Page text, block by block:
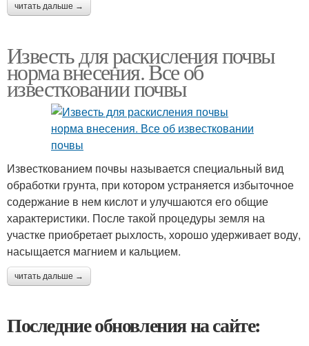
читать дальше →
Известь для раскисления почвы
норма внесения. Все об
известковании почвы
Известкованием почвы называется специальный вид
обработки грунта, при котором устраняется избыточное
содержание в нем кислот и улучшаются его общие
характеристики. После такой процедуры земля на
участке приобретает рыхлость, хорошо удерживает воду,
насыщается магнием и кальцием.
читать дальше →
Последние обновления на сайте: